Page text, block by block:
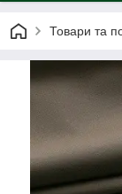
Товари та